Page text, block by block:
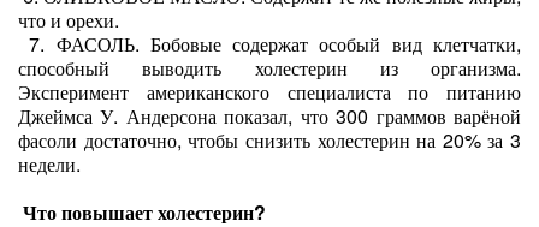
что и орехи.
7. ФАСОЛЬ. Бобовые содержат особый вид клетчатки,
способный выводить холестерин из организма.
Эксперимент американского специалиста по питанию
Джеймса У. Андерсона показал, что 300 граммов варёной
фасоли достаточно, чтобы снизить холестерин на 20% за 3
недели.
Что повышает холестерин?